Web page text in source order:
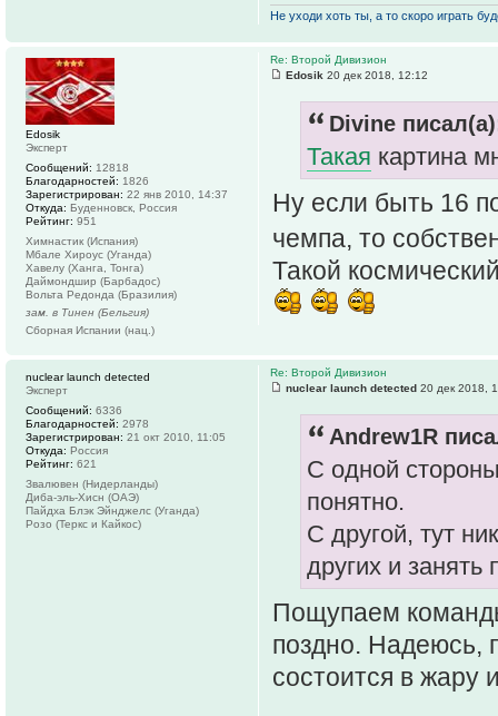
Не уходи хоть ты, а то скоро играть
Re: Второй Дивизион
Edosik 20 дек 2018, 12:12
Divine
Такая картина
Ну если быть 16
чемпа, то
Такой
Edosik
Эксперт
Сообщений: 12818
Благодарностей: 1826
Зарегистрирован: 22 янв 2010, 14:37
Откуда: Буденновск, Россия
Рейтинг: 951
Химнастик (Испания)
Мбале Хироус (Уганда)
Хавелу (Ханга, Тонга)
Даймондшир (Барбадос)
Вольта Редонда (Бразилия)
зам. в Тинен (Бельгия)
Сборная Испании (нац.)
Re: Второй Дивизион
nuclear launch detected 20 дек 2018,
Andrew1R
С одной
понятно.
С другой, тут
других и
Пощупаем
поздно. Надеюсь,
состоится в жару
nuclear launch detected
Эксперт
Сообщений: 6336
Благодарностей: 2978
Зарегистрирован: 21 окт 2010, 11:05
Откуда: Россия
Рейтинг: 621
Звалювен (Нидерланды)
Диба-эль-Хисн (ОАЭ)
Пайдха Блэк Эйнджелс (Уганда)
Розо (Теркс и Кайкос)